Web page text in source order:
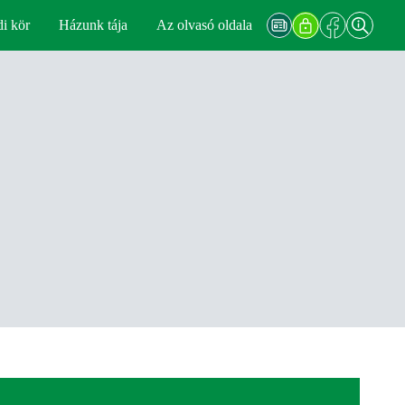
kör Házunk tája Az olvasó oldala